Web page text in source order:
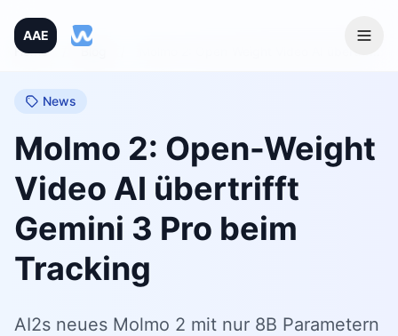
AAE
Home
Blog
News
Molmo 2: Open-Weight
Video AI übertrifft
Gemini 3 Pro beim
Tracking
AI2s neues Molmo 2 mit nur 8B Parametern